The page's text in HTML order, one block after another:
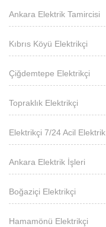
Ankara Elektrik Tamircisi
Kıbrıs Köyü Elektrikçi
Çiğdemtepe Elektrikçi
Topraklık Elektrikçi
Elektrikçi 7/24 Acil Elektrik
Ankara Elektrik İşleri
Boğaziçi Elektrikçi
Hamamönü Elektrikçi